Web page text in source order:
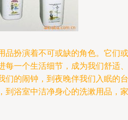
品扮演着不可或缺的角色。它们或
每一个生活细节，成为我们舒适、
们的闹钟，到夜晚伴我们入眠的台
到浴室中洁净身心的洗漱用品，家